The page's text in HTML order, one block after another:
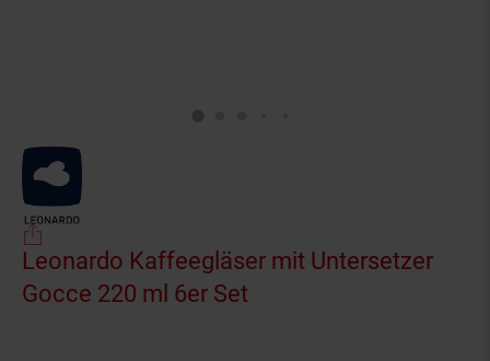
Leonardo Kaffeegläser mit Untersetzer
Gocce 220 ml 6er Set